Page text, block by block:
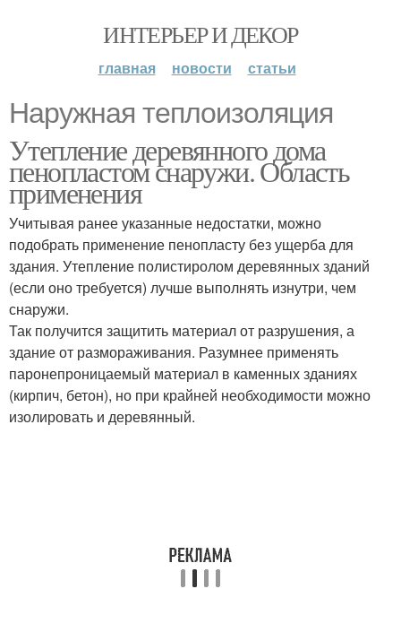
ИНТЕРЬЕР И ДЕКОР
главная новости статьи
Наружная теплоизоляция
Утепление деревянного дома
пенопластом снаружи. Область
применения
Учитывая ранее указанные недостатки, можно
подобрать применение пенопласту без ущерба для
здания. Утепление полистиролом деревянных зданий
(если оно требуется) лучше выполнять изнутри, чем
снаружи.
Так получится защитить материал от разрушения, а
здание от размораживания. Разумнее применять
паронепроницаемый материал в каменных зданиях
(кирпич, бетон), но при крайней необходимости можно
изолировать и деревянный.